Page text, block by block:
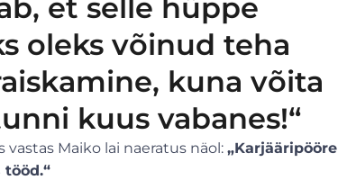
et selle hüppe
oleks võinud teha
kuna võita
kuus vabanes!“
Maiko lai naeratus näol: „Karjääripööre